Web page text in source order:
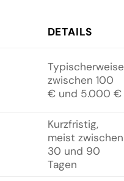
DETAILS
Typischerweise
zwischen 100
€ und 5.000 €
Kurzfristig,
meist zwischen
30 und 90
Tagen